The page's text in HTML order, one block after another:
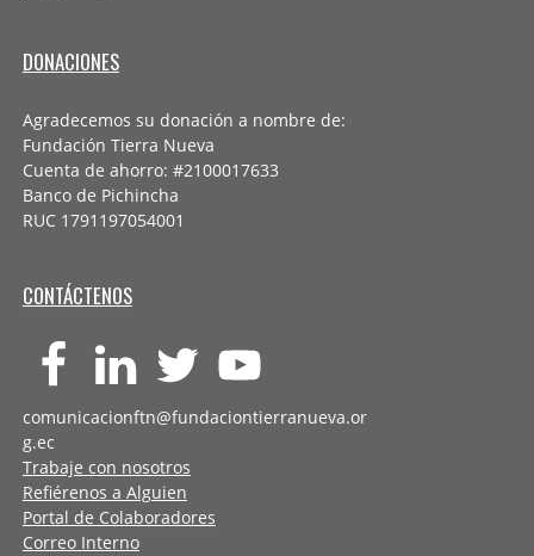
DONACIONES
Agradecemos su donación a nombre de:
Fundación Tierra Nueva
Cuenta de ahorro: #2100017633
Banco de Pichincha
RUC 1791197054001
CONTÁCTENOS
comunicacionftn@fundaciontierranueva.or
g.ec
Trabaje con nosotros
Refiérenos a Alguien
Portal de Colaboradores
Correo Interno